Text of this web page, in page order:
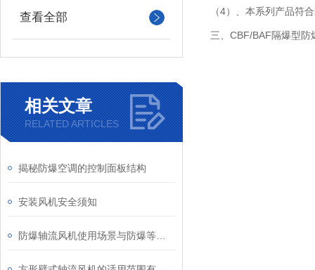
查看全部
相关文章
RELATED ARTICLES
揭秘防爆空调的控制面板结构
安装风机安全须知
（4）、本系列产品符
三、CBF/BAF隔爆型